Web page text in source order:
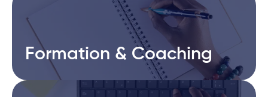
Formation & Coaching
Formation & Coaching